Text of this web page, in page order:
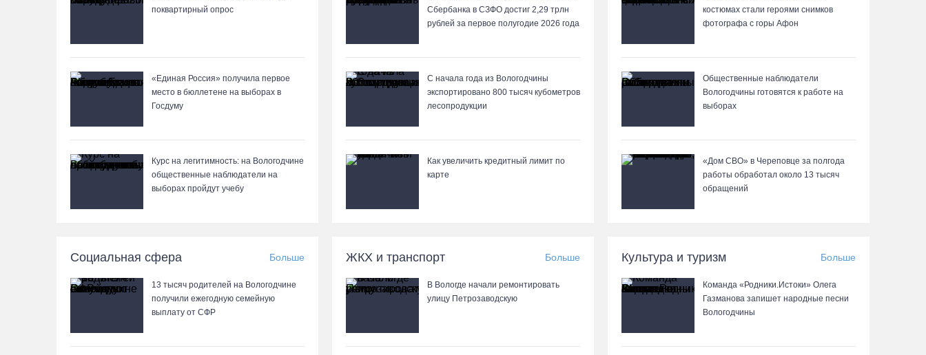
поквартирный опрос
«Единая Россия» получила первое
место в бюллетене на выборах в
Госдуму
Курс на легитимность: на Вологодчине
общественные наблюдатели на
выборах пройдут учебу
Сбербанка в СЗФО достиг 2,29 трлн
рублей за первое полугодие 2026 года
С начала года из Вологодчины
экспортировано 800 тысяч кубометров
лесопродукции
Как увеличить кредитный лимит по
карте
костюмах стали героями снимков
фотографа с горы Афон
Общественные наблюдатели
Вологодчины готовятся к работе на
выборах
«Дом СВО» в Череповце за полгода
работы обработал около 13 тысяч
обращений
Социальная сфера Больше
13 тысяч родителей на Вологодчине
получили ежегодную семейную
выплату от СФР
ЖКХ и транспорт Больше
В Вологде начали ремонтировать
улицу Петрозаводскую
Культура и туризм Больше
Команда «Родники.Истоки» Олега
Газманова запишет народные песни
Вологодчины